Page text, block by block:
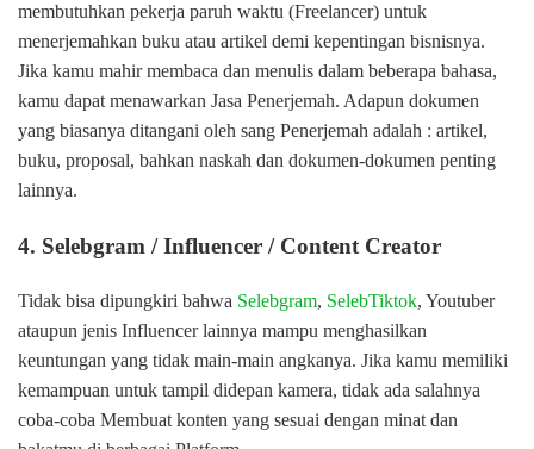
membutuhkan pekerja paruh waktu (Freelancer) untuk
menerjemahkan buku atau artikel demi kepentingan bisnisnya.
Jika kamu mahir membaca dan menulis dalam beberapa bahasa,
kamu dapat menawarkan Jasa Penerjemah. Adapun dokumen
yang biasanya ditangani oleh sang Penerjemah adalah : artikel,
buku, proposal, bahkan naskah dan dokumen-dokumen penting
lainnya.
4. Selebgram / Influencer / Content Creator
Tidak bisa dipungkiri bahwa Selebgram, SelebTiktok, Youtuber
ataupun jenis Influencer lainnya mampu menghasilkan
keuntungan yang tidak main-main angkanya. Jika kamu memiliki
kemampuan untuk tampil didepan kamera, tidak ada salahnya
coba-coba Membuat konten yang sesuai dengan minat dan